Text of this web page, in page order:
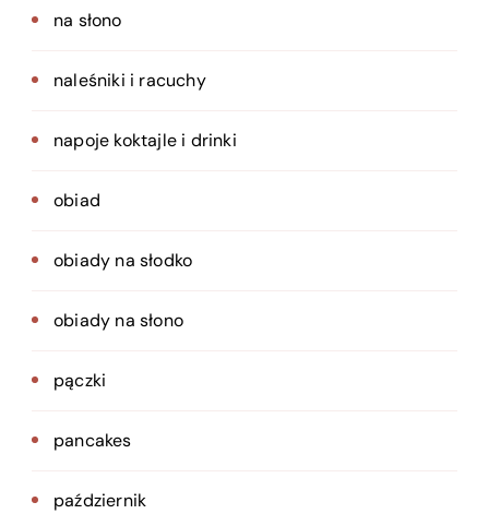
na słono
naleśniki i racuchy
napoje koktajle i drinki
obiad
obiady na słodko
obiady na słono
pączki
pancakes
październik